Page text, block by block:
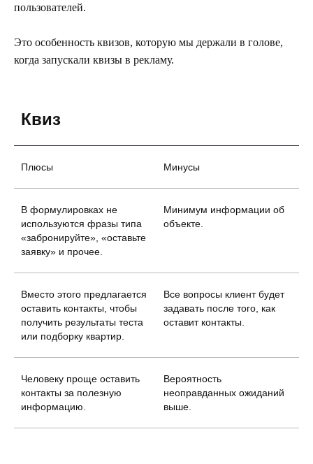
пользователей.
Это особенность квизов, которую мы держали в голове,
когда запускали квизы в рекламу.
Квиз
Плюсы Минусы
В формулировках не
используются фразы типа
«забронируйте», «оставьте
заявку» и прочее.
Минимум информации об
объекте.
Вместо этого предлагается
оставить контакты, чтобы
получить результаты теста
или подборку квартир.
Все вопросы клиент будет
задавать после того, как
оставит контакты.
Человеку проще оставить
контакты за полезную
информацию.
Вероятность
неоправданных ожиданий
выше.